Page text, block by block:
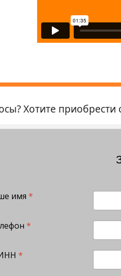
Хотите приобрести
имя *
*
*